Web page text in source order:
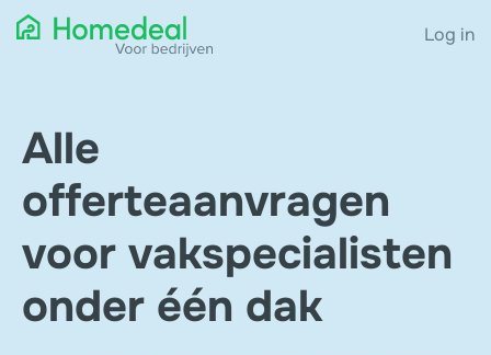
Log in
Alle
offerteaanvragen
voor vakspecialisten
onder één dak